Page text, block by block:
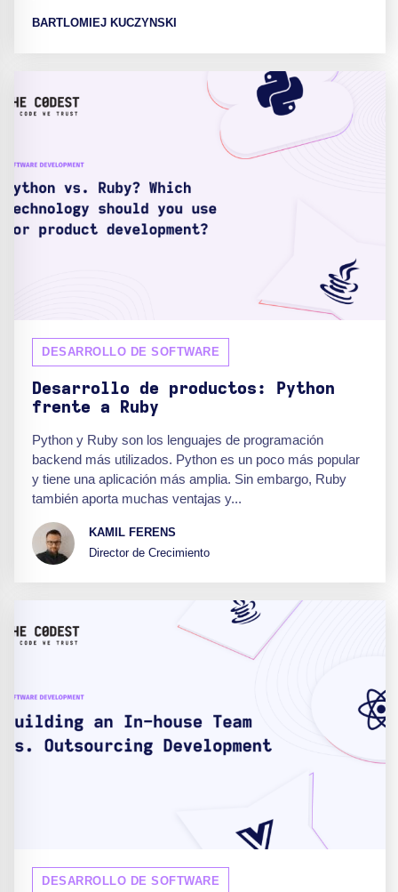
BARTLOMIEJ KUCZYNSKI
DESARROLLO DE SOFTWARE
Desarrollo de productos: Python
frente a Ruby
Python y Ruby son los lenguajes de programación
backend más utilizados. Python es un poco más popular
y tiene una aplicación más amplia. Sin embargo, Ruby
también aporta muchas ventajas y...
KAMIL FERENS
Director de Crecimiento
DESARROLLO DE SOFTWARE